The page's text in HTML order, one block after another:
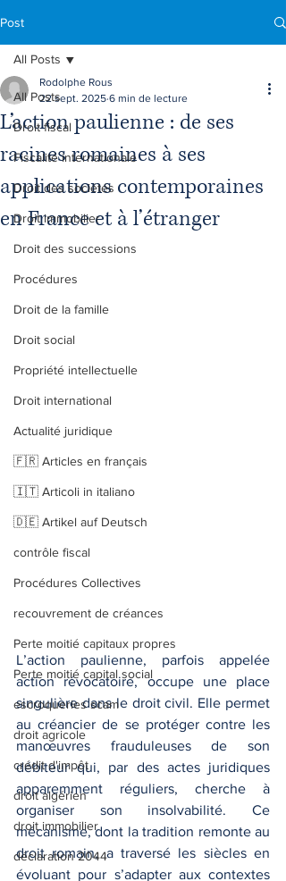
Post
All Posts
Droit fiscal
Fiscalité internationale
Droit des sociétés
Droit immobilier
Droit des successions
Procédures
Droit de la famille
Droit social
Propriété intellectuelle
Droit international
Actualité juridique
🇫🇷 Articles en français
🇮🇹 Articoli in italiano
🇩🇪 Artikel auf Deutsch
contrôle fiscal
Procédures Collectives
recouvrement de créances
Perte moitié capitaux propres
Perte moitié capital social
escroqueries scam
droit agricole
crédit d'impôt
droit algérien
droit immobilier
déclaration 2044
All Posts
L’action paulienne : de ses
racines romaines à ses
applications contemporaines
en France et à l’étranger
Rodolphe Rous
22 sept. 2025 6 min de lecture
L’action paulienne, parfois appelée
action révocatoire, occupe une place
singulière dans le droit civil. Elle permet
au créancier de se protéger contre les
manœuvres frauduleuses de son
débiteur qui, par des actes juridiques
apparemment réguliers, cherche à
organiser son insolvabilité. Ce
mécanisme, dont la tradition remonte au
droit romain, a traversé les siècles en
évoluant pour s’adapter aux contextes